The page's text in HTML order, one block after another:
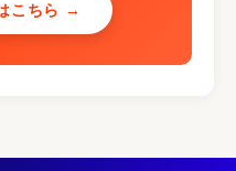
こちら →